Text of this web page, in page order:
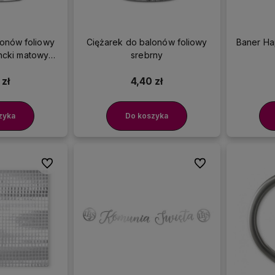
foliowy
matowy
Ciężarek do balonów foliowy
srebrny
4,40 zł
Do koszyka
Baner
Do ulubionych Do ulubionych